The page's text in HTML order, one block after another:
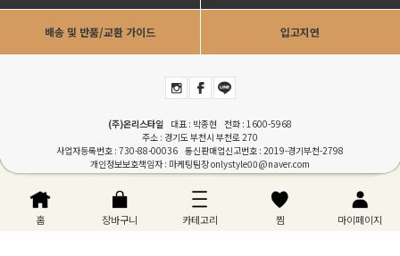
홈 장바구니 카테고리 찜 마이페이지
배송 및 반품/교환 가이드 입고지연
(주)온리스타일 대표 : 박종현 전화 : 1600-5968
주소 : 경기도 부천시 부천로 270
사업자등록번호 : 730-88-00036 통신판매업신고번호 : 2019-경기부천-2798
개인정보보호책임자 : 마케팅팀장onlystyle00@naver.com
COPYRIGHTⓒONLYSTYLE. ALL RIGHT RESERVERD. Designed byRENEWWAVE
이용안내
개인정보처리방침 PC버젼